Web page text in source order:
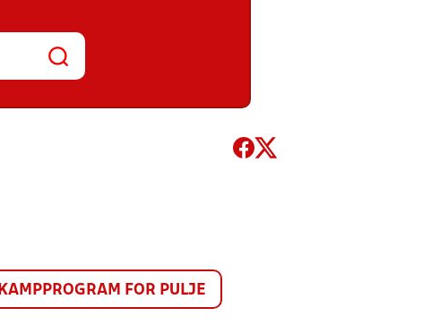
KAMPPROGRAM FOR PULJE